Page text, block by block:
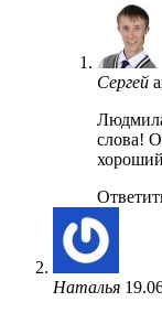
Сергей
слова!
Наталья